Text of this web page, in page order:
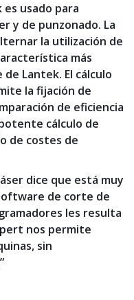
usado para
y de punzonado. La
la utilización de
más
Lantek. El cálculo
la fijación de
de eficiencia
cálculo de
de costes de
dice que está muy
de corte de
les resulta
nos permite
sin